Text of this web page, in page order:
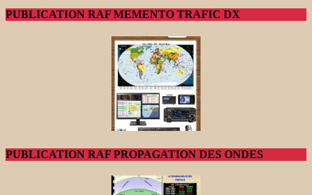
PUBLICATION RAF MEMENTO TRAFIC DX
PUBLICATION RAF PROPAGATION DES ONDES